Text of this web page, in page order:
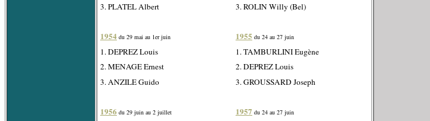
3. PLATEL Albert
1954 du 29 mai au 1er juin
1. DEPREZ Louis
2. MENAGE Ernest
3. ANZILE Guido
1956 du 29 juin au 2 juillet
3. ROLIN Willy (Bel)
1955 du 24 au 27 juin
1. TAMBURLINI Eugène
2. DEPREZ Louis
3. GROUSSARD Joseph
1957 du 24 au 27 juin